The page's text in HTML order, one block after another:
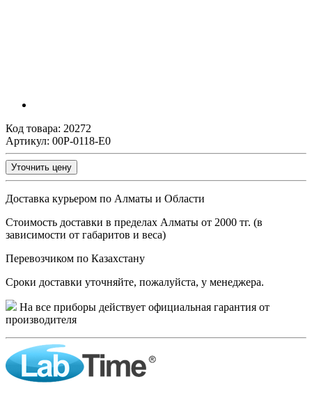
Код товара: 20272
Артикул: 00P-0118-E0
Уточнить цену
Доставка курьером по Алматы и Области
Стоимость доставки в пределах Алматы от 2000 тг. (в
зависимости от габаритов и веса)
Перевозчиком по Казахстану
Сроки доставки уточняйте, пожалуйста, у менеджера.
На все приборы действует официальная гарантия от
производителя